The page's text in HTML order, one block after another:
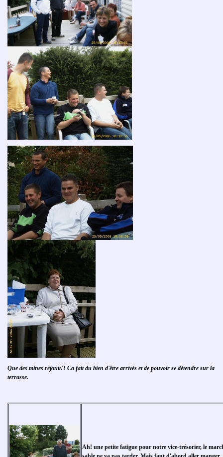
Que des mines réjouit!! Ca fait du bien d'être arrivés et de pouvoir se détendre sur la
terrasse.
Ah! une petite fatigue pour notre vice-trésorier, le